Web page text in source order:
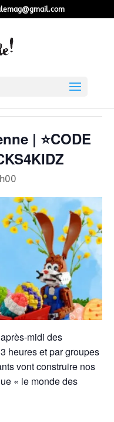
| ⭐CODE
midi des
heures et par groupes
vont construire nos
« le monde des